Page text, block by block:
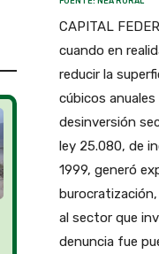
CAPITAL
cuando en
reducir la
cúbicos
desinversión
ley 25.080, de
1999, generó
al sector que
denuncia fue